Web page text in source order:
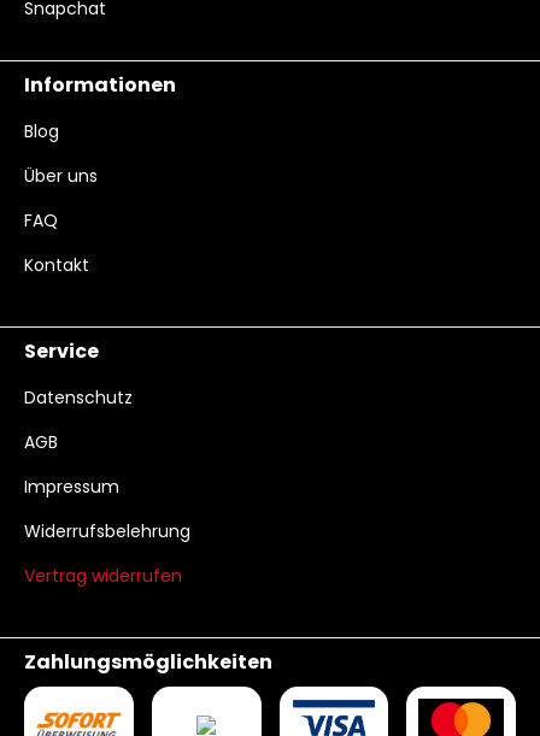
Snapchat
Informationen
Blog
Über uns
FAQ
Kontakt
Service
Datenschutz
AGB
Impressum
Widerrufsbelehrung
Vertrag widerrufen
Zahlungsmöglichkeiten